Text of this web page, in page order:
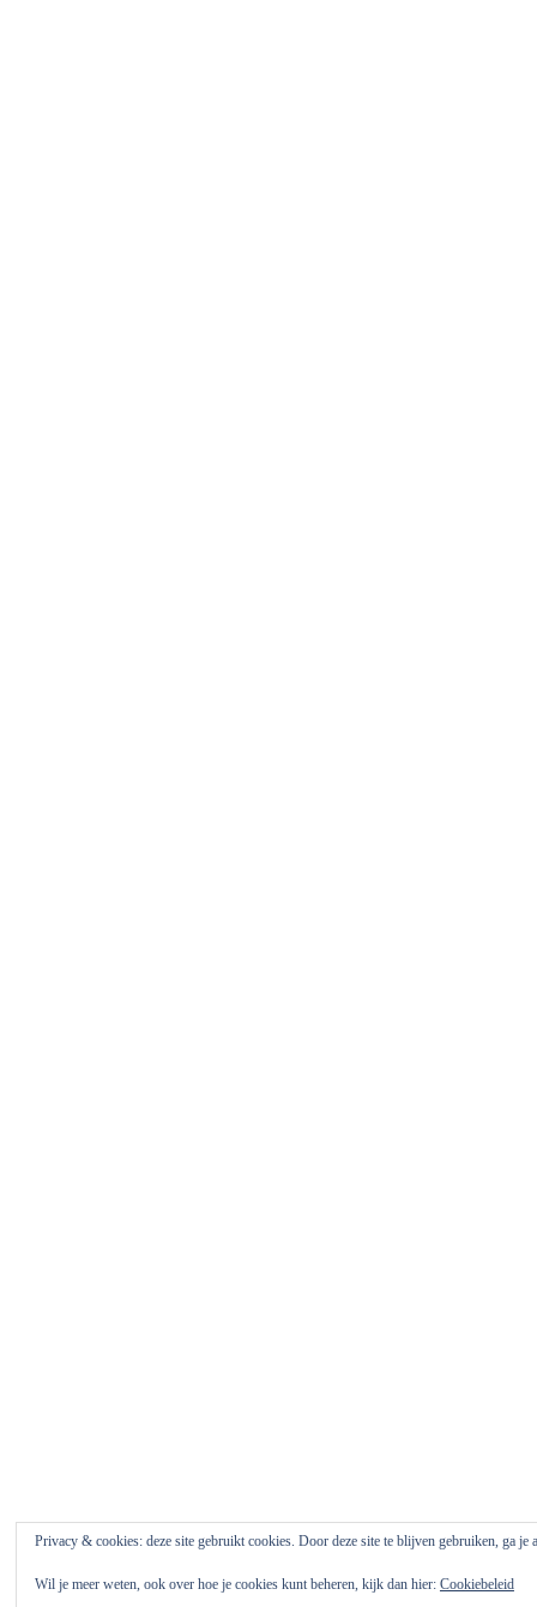
Privacy & cookies: deze site gebruikt cookies. Door deze site te blijven gebruiken, ga je
Wil je meer weten, ook over hoe je cookies kunt beheren, kijk dan hier: Cookiebeleid